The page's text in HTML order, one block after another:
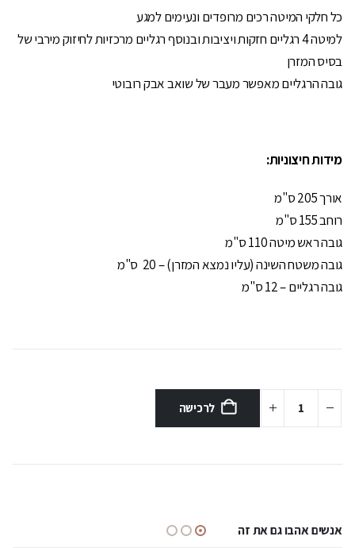
כל חלקי המיטה רכים מרופדים ונעימים למגע
למיטה 4 רגליים חזקות ויציבות ובנוסף רגליים מרכזיות לחיזוק מירבי של
בסיס המזרן
גובה הרגליים מאפשר מעבר של שואב אבק רובוטי
מידות חיצוניות:
אורך 205 ס"מ
רוחב 155 ס"מ
גובה ראש מיטה 110 ס"מ
גובה משטח השינה (עליו נמצא המזרן) – 20 ס"מ
גובה רגליים – 12 ס"מ
לרכישה
אנשים אהבו גם את זה